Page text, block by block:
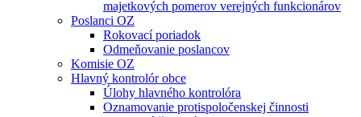
majetkových pomerov verejných funkcionárov
Poslanci OZ
Rokovací poriadok
Odmeňovanie poslancov
Komisie OZ
Hlavný kontrolór obce
Úlohy hlavného kontrolóra
Oznamovanie protispoločenskej činnosti